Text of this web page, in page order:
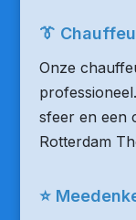
👔
Onze
sfeer en een
Rotterdam
⭐